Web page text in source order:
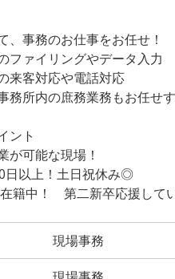
事務のお仕事をお任せ！
ファイリングやデータ入力
来客対応や電話対応
務所内の庶務業務もお任せ
ント
可能な現場！
日以上！土日祝休み◎
籍中！ 第二新卒応援して
現場事務